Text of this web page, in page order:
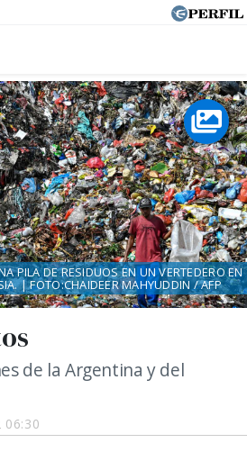
06:30
de la Argentina y del
PILA DE RESIDUOS EN UN VERTEDERO EN
| FOTO:CHAIDEER MAHYUDDIN / AFP